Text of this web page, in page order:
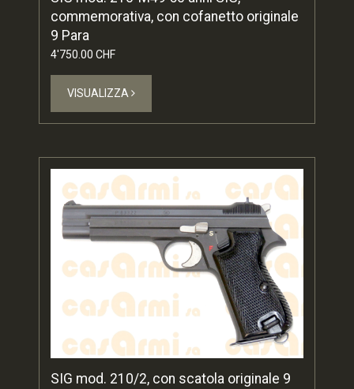
commemorativa, con cofanetto originale
9 Para
4'750.00 CHF
VISUALIZZA
SIG mod. 210/2, con scatola originale 9